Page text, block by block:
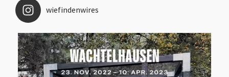
wiefindenwires